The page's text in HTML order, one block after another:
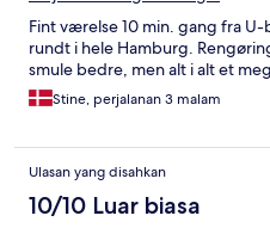
Fint værelse 10 min. gang fra
rundt i hele Hamburg.
smule bedre, men alt i alt et
Stine, perjalanan 3 malam
Ulasan yang disahkan
10/10 Luar biasa